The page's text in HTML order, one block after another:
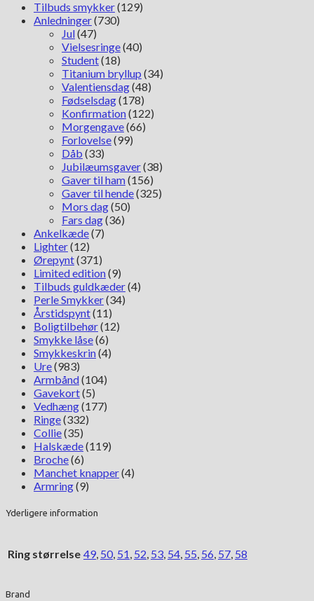
Tilbuds smykker(129)
Anledninger(730)
Jul(47)
Vielsesringe(40)
Student(18)
Titanium bryllup (34)
Valentiensdag(48)
Fødselsdag(178)
Konfirmation(122)
Morgengave(66)
Forlovelse(99)
Dåb (33)
Jubilæumsgaver(38)
Gaver til ham(156)
Gaver til hende(325)
Mors dag(50)
Fars dag(36)
Ankelkæde(7)
Lighter(12)
Ørepynt(371)
Limited edition(9)
Tilbuds guldkæder(4)
Perle Smykker(34)
Årstidspynt(11)
Boligtilbehør(12)
Smykke låse(6)
Smykkeskrin(4)
Ure(983)
Armbånd(104)
Gavekort(5)
Vedhæng(177)
Ringe(332)
Collie(35)
Halskæde(119)
Broche(6)
Manchet knapper(4)
Armring(9)
Yderligere information
Ring størrelse 49, 50, 51, 52, 53, 54, 55, 56, 57, 58
Brand